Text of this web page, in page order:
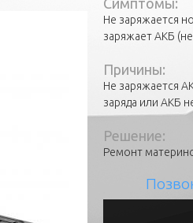
Симптомы:
Не заряжается
заряжает АКБ
Причины:
Не заряжается
заряда или АКБ
Решение:
Ремонт